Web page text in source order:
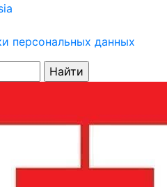
персональных данных